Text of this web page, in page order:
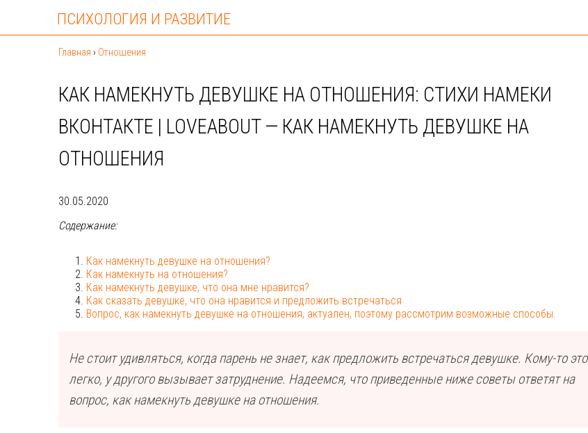
ПСИХОЛОГИЯ И РАЗВИТИЕ
Главная › Отношения
КАК НАМЕКНУТЬ ДЕВУШКЕ НА ОТНОШЕНИЯ: СТИХИ НАМЕКИ
ВКОНТАКТЕ | LOVEABOUT — КАК НАМЕКНУТЬ ДЕВУШКЕ НА
ОТНОШЕНИЯ
30.05.2020
Содержание:
Как намекнуть девушке на отношения?
Как намекнуть на отношения?
Как намекнуть девушке, что она мне нравится?
Как сказать девушке, что она нравится и предложить встречаться
Вопрос, как намекнуть девушке на отношения, актуален, поэтому рассмотрим возможные способы.
Не стоит удивляться, когда парень не знает, как предложить встречаться девушке. Кому-то это
легко, у другого вызывает затруднение. Надеемся, что приведенные ниже советы ответят на
вопрос, как намекнуть девушке на отношения.